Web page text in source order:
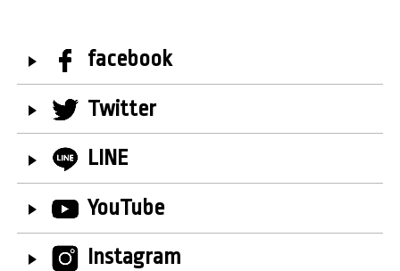
facebook
Twitter
LINE
YouTube
Instagram